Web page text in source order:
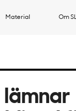
Material Om
lämnar